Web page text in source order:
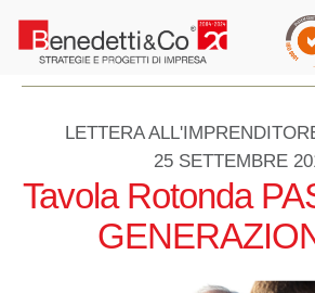
contenuto
LETTERA
25 SETTEMBRE
Tavola Rotonda